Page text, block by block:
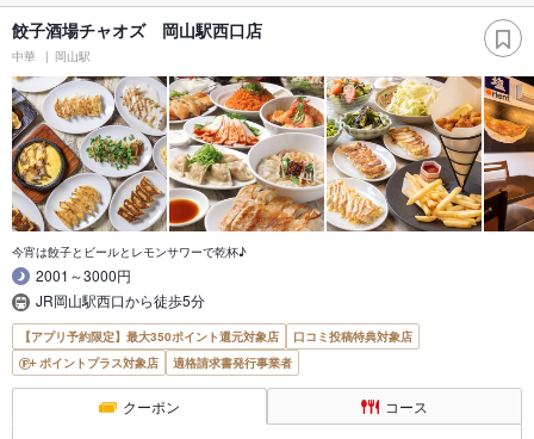
餃子酒場チャオズ 岡山駅西口店
中華 岡山駅
今宵は餃子とビールとレモンサワーで乾杯♪
2001～3000円
JR岡山駅西口から徒歩5分
【アプリ予約限定】最大350ポイント還元対象店
口コミ投稿特典対象店
ポイントプラス対象店
適格請求書発行事業者
クーポン コース